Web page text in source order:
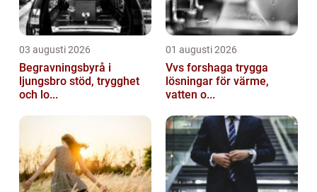
03 augusti 2026
Begravningsbyrå i
ljungsbro stöd, trygghet
och lo...
01 augusti 2026
Vvs forshaga trygga
lösningar för värme,
vatten o...